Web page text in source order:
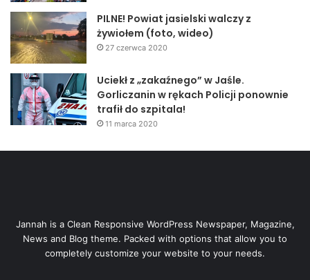
PILNE! Powiat jasielski walczy z
żywiołem (foto, wideo)
27 czerwca 2020
Uciekł z „zakaźnego” w Jaśle.
Gorliczanin w rękach Policji ponownie
trafił do szpitala!
11 marca 2020
Jannah is a Clean Responsive WordPress Newspaper, Magazine,
News and Blog theme. Packed with options that allow you to
completely customize your website to your needs.